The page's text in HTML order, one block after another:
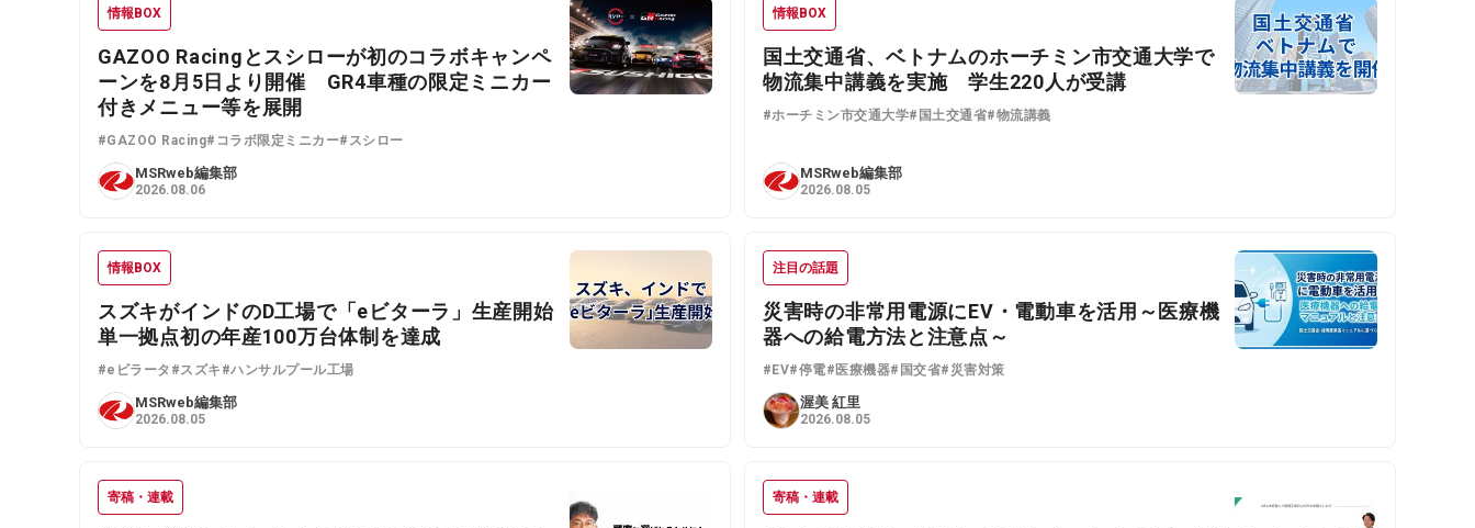
情報BOX
GAZOO Racingとスシローが初のコラボキャンペ
ーンを8月5日より開催 GR4車種の限定ミニカー
付きメニュー等を展開
#GAZOO Racing#コラボ限定ミニカー#スシロー
MSRweb編集部
2026.08.06
情報BOX
国土交通省、ベトナムのホーチミン市交通大学で
物流集中講義を実施 学生220人が受講
#ホーチミン市交通大学#国土交通省#物流講義
MSRweb編集部
2026.08.05
情報BOX
スズキがインドのD工場で「eビターラ」生産開始
単一拠点初の年産100万台体制を達成
#eビラータ #スズキ #ハンサルプール工場
MSRweb編集部
2026.08.05
注目の話題
災害時の非常用電源にEV・電動車を活用～医療機
器への給電方法と注意点～
#EV#停電#医療機器#国交省#災害対策
渥美 紅里
2026.08.05
寄稿・連載 寄稿・連載